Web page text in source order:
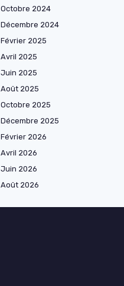
Octobre 2024
Décembre 2024
Février 2025
Avril 2025
Juin 2025
Août 2025
Octobre 2025
Décembre 2025
Février 2026
Avril 2026
Juin 2026
Août 2026